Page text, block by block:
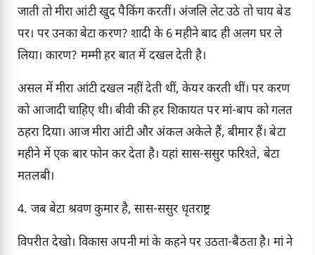
जाती तो मीरा आंटी खुद पैकिंग करतीं। अंजलि लेट उठे तो चाय बेड
पर। पर उनका बेटा करण? शादी के 6 महीने बाद ही अलग घर ले
लिया। कारण? मम्मी हर बात में दखल देती है।
असल में मीरा आंटी दखल नहीं देती थीं, केयर करती थीं। पर करण
को आजादी चाहिए थी। बीवी की हर शिकायत पर मां-बाप को गलत
ठहरा दिया। आज मीरा आंटी और अंकल अकेले हैं, बीमार हैं। बेटा
महीने में एक बार फोन कर देता है। यहां सास-ससुर फरिश्ते, बेटा
मतलबी।
4. जब बेटा श्रवण कुमार है, सास-ससुर धृतराष्ट्र
विपरीत देखो। विकास अपनी मां के कहने पर उठता-बैठता है। मां ने